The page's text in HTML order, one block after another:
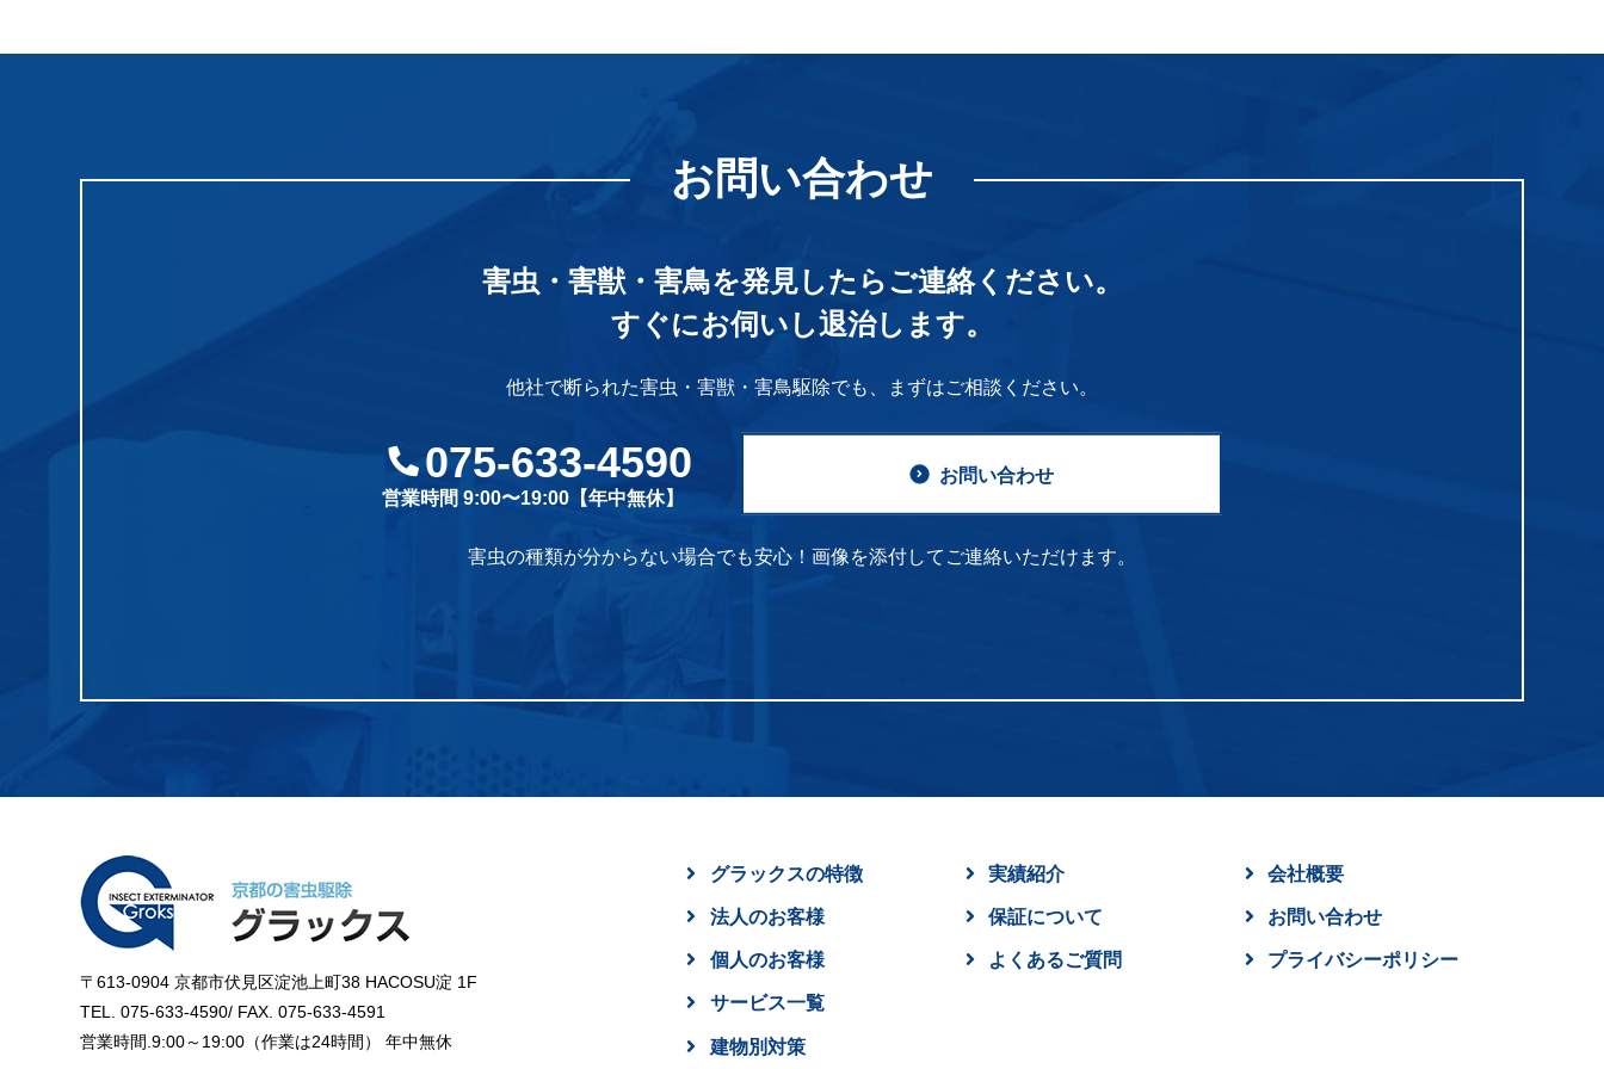
お問い合わせ
害虫・害獣・害鳥を発見したらご連絡ください。
すぐにお伺いし退治します。
他社で断られた害虫・害獣・害鳥駆除でも、 まずはご相談ください。
075-633-4590
営業時間 9:00〜19:00【年中無休】
お問い合わせ
害虫の種類が分からない場合でも安心！画像を添付してご連絡いただけます。
〒613-0904 京都市伏見区淀池上町38 HACOSU淀 1F
TEL. 075-633-4590/ FAX. 075-633-4591
営業時間.9:00～19:00（作業は24時間） 年中無休
グラックスの特徴
法人のお客様
個人のお客様
サービス一覧
建物別対策
実績紹介
保証について
よくあるご質問
会社概要
お問い合わせ
プライバシーポリシー